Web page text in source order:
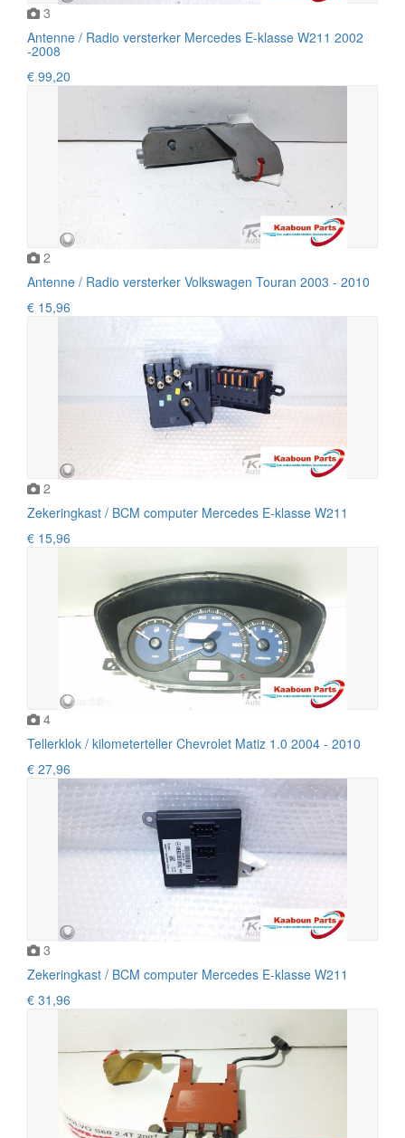
3
Antenne / Radio versterker Mercedes E-klasse W211 2002
-2008
€ 99,20
2
Antenne / Radio versterker Volkswagen Touran 2003 - 2010
€ 15,96
2
Zekeringkast / BCM computer Mercedes E-klasse W211
€ 15,96
4
Tellerklok / kilometerteller Chevrolet Matiz 1.0 2004 - 2010
€ 27,96
3
Zekeringkast / BCM computer Mercedes E-klasse W211
€ 31,96